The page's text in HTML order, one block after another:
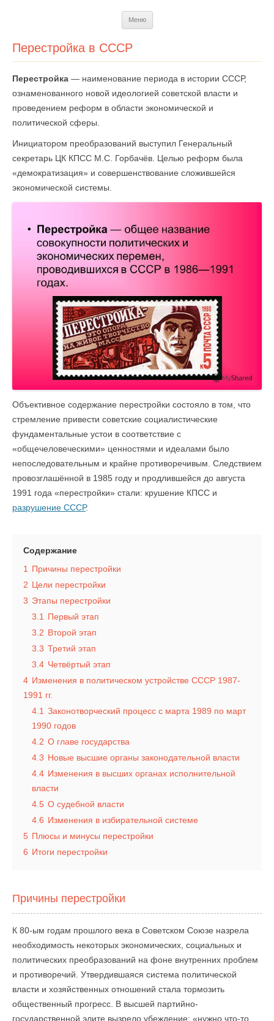
Меню
Перестройка в СССР
Перестройка — наименование периода в истории СССР,
ознаменованного новой идеологией советской власти и
проведением реформ в области экономической и
политической сферы.
Инициатором преобразований выступил Генеральный
секретарь ЦК КПСС М.С. Горбачёв. Целью реформ была
«демократизация» и совершенствование сложившейся
экономической системы.
Объективное содержание перестройки состояло в том, что
стремление привести советские социалистические
фундаментальные устои в соответствие с
«общечеловеческими» ценностями и идеалами было
непоследовательным и крайне противоречивым. Следствием
провозглашённой в 1985 году и продлившейся до августа
1991 года «перестройки» стали: крушение КПСС и
разрушение СССР.
Содержание
1
Причины перестройки
2 Цели перестройки
3 Этапы перестройки
3.1
Первый этап
3.2 Второй этап
3.3 Третий этап
3.4 Четвёртый этап
4 Изменения в политическом устройстве СССР 1987-
1991 гг.
4.1 Законотворческий процесс с марта 1989 по март
1990 годов
4.2 О главе государства
4.3 Новые высшие органы законодательной власти
4.4 Изменения в высших органах исполнительной
власти
4.5 О судебной власти
4.6 Изменения в избирательной системе
5 Плюсы и минусы перестройки
6 Итоги перестройки
Причины перестройки
К 80-ым годам прошлого века в Советском Союзе назрела
необходимость некоторых экономических, социальных и
политических преобразований на фоне внутренних проблем
и противоречий. Утвердившаяся система политической
власти и хозяйственных отношений стала тормозить
общественный прогресс. В высшей партийно-
государственной элите вызрело убеждение: «нужно что-то